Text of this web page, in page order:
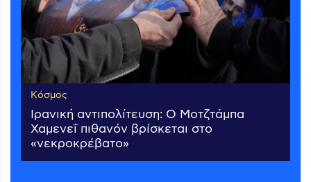
Κόσμος
Ιρανική αντιπολίτευση: Ο Μοτζτάμπα
Χαμενεΐ πιθανόν βρίσκεται στο
«νεκροκρέβατο»